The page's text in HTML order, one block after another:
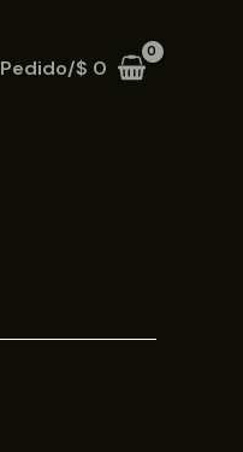
Pedido/$ 0